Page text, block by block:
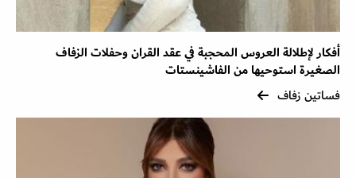
أفكار لإطلالة العروس المحجبة في عقد القران وحفلات الزفاف
الصغيرة استوحيها من الفاشينستات
فساتين زفاف